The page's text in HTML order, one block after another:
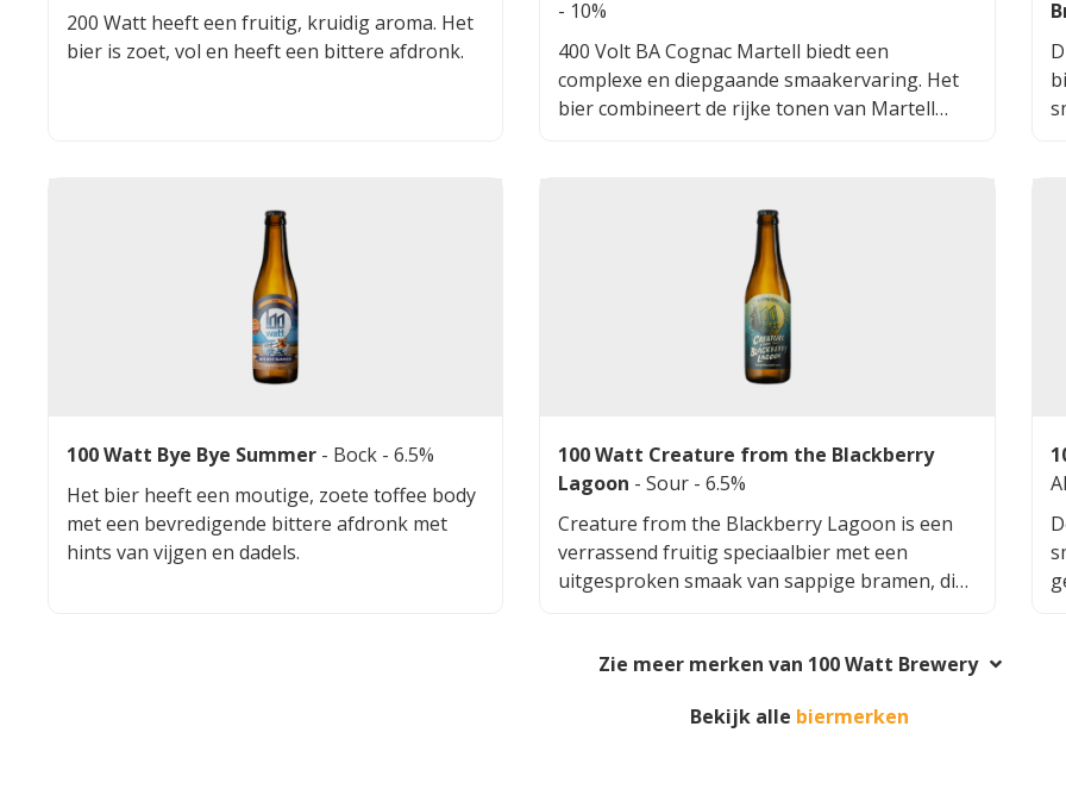
200 Watt heeft een fruitig, kruidig aroma. Het
bier is zoet, vol en heeft een bittere afdronk.
- 10%
400 Volt BA Cognac Martell biedt een
complexe en diepgaande smaakervaring. Het
bier combineert de rijke tonen van Martell
afdronk. Dit speciaalbier is perfect voor
liefhebbers van barrel aged bieren die op zoek
zijn naar een unieke en verfijnde
100 Watt Bye Bye Summer - Bock - 6.5%
Het bier heeft een moutige, zoete toffee body
met een bevredigende bittere afdronk met
hints van vijgen en dadels.
100 Watt Creature from the Blackberry
Lagoon -Sour - 6.5%
Creature from the Blackberry Lagoon is een
verrassend fruitig speciaalbier met een
uitgesproken smaak van sappige bramen, die
zachte, florale ondertoon die mooi in balans is
aanwezig en ondersteunt het geheel zonder
Zie meer merken van 100 Watt Brewery
Bekijk alle biermerken